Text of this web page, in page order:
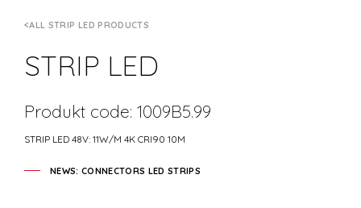
ALL STRIP LED PRODUCTS
STRIP LED
Produkt code: 1009B5.99
STRIP LED 48V: 11W/M 4K CRI90 10M
NEWS: CONNECTORS LED STRIPS